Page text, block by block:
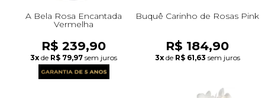
A Bela Rosa Encantada
Vermelha
R$ 239,90
3x de R$ 79,97 sem juros
Buquê Carinho de Rosas Pink
R$ 184,90
3x de R$ 61,63 sem juros